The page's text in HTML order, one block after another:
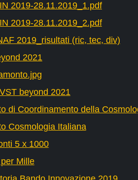
2019-28.11.2019_1.pdf
2019-28.11.2019_2.pdf
2019_risultati (ric, tec, div)
2021
beyond 2021
di Coordinamento della
Cosmologia Italiana
5 x 1000
Mille